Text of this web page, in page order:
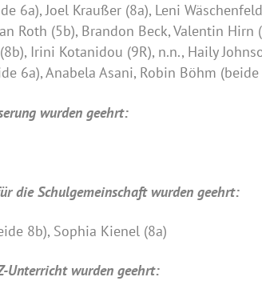
6a), Joel Kraußer (8a), Leni
Roth (5b), Brandon Beck,
(8b), Irini Kotanidou (9R), n.n., Haily
6a), Anabela Asani, Robin Böhm (beide
wurden geehrt:
die Schulgemeinschaft wurden geehrt:
8b), Sophia Kienel (8a)
Unterricht wurden geehrt: